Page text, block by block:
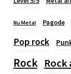
Nu Metal Pagode
Pop rock
Rock